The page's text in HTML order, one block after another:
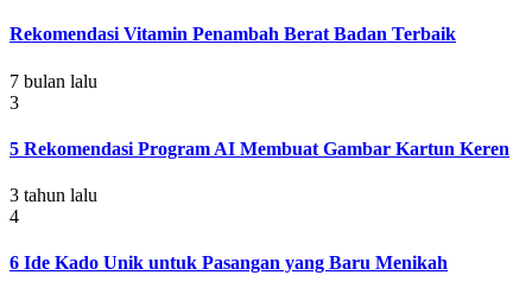
Rekomendasi Vitamin Penambah Berat Badan Terbaik
7 bulan lalu
3
5 Rekomendasi Program AI Membuat Gambar Kartun Keren
3 tahun lalu
4
6 Ide Kado Unik untuk Pasangan yang Baru Menikah